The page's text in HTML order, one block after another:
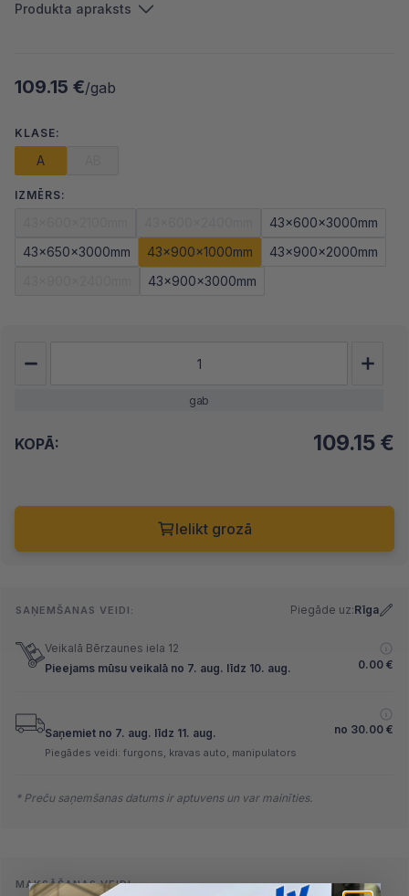
Produkta apraksts
109.15 €/gab
KLASE:
A
IZMĒRS:
43x600x3000mm
43x650x3000mm
43x900x1000mm
43x900x2000mm
43x900x3000mm
gab
KOPĀ: 109.15 €
Ielikt grozā
SAŅEMŠANAS VEIDI: Piegāde uz:Rīga
Veikalā Bērzaunes iela 12
Pieejams mūsu veikalā no 7. aug. līdz 10. aug.
0.00 €
Saņemiet no 7. aug. līdz 11. aug. no 30.00 €
Piegādes veidi: furgons, kravas auto, manipulators
* Preču saņemšanas datums ir aptuvens un var mainīties.
MAKSĀŠANAS VEIDI: